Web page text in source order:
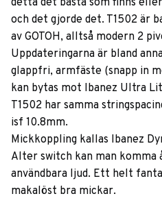
och det gjorde det. T1502 är
av GOTOH, alltså modern 2
Uppdateringarna är bland
glappfri, armfäste (snapp in
kan bytas mot Ibanez Ultra
T1502 har samma
isf 10.8mm.
Mickkoppling kallas Ibanez
Alter switch kan man komma
användbara ljud. Ett helt
makalöst bra mickar.